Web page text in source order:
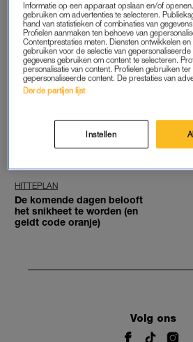
vriezer'
weten
HITTEPLAN
Pak die ventilator er maar
weer bij: de warmste nacht
ooit komt eraan
Na
déze
8 x tips hoe je tijdens een
hete plaknacht tóch goed
In
HITTEPLAN
De komende dagen belooft
het snikheet te worden (en
geldt code oranje)
Volg ons
Informatie op een apparaat opslaan en/of
gebruiken om advertenties te selecteren.
hand van statistieken of combinaties van
Profielen aanmaken ten behoeve van
Contentprestaties meten. Diensten ontwikkelen
gebruiken voor de selectie van
gegevens gebruiken om content te selecteren.
personalisatie van content. Profielen gebruiken ter
gepersonaliseerde content. De prestaties van
Derde partijen lijst
Instellen